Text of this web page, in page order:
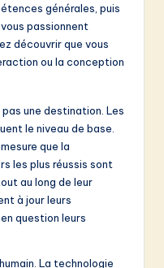
générales, puis
passionnent
découvrir que vous
ou la conception
une destination. Les
le niveau de base.
que la
les plus réussis sont
au long de leur
à jour leurs
question leurs
La technologie